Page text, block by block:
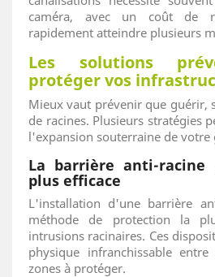
caméra, avec un coût de
rapidement atteindre plusieurs
Les solutions
protéger vos
Mieux vaut prévenir que guérir,
de racines. Plusieurs stratégies
l'expansion souterraine de votre
La barrière anti-
plus efficace
L'installation d'une barrière
méthode de protection la
intrusions racinaires. Ces
physique infranchissable
zones à protéger.